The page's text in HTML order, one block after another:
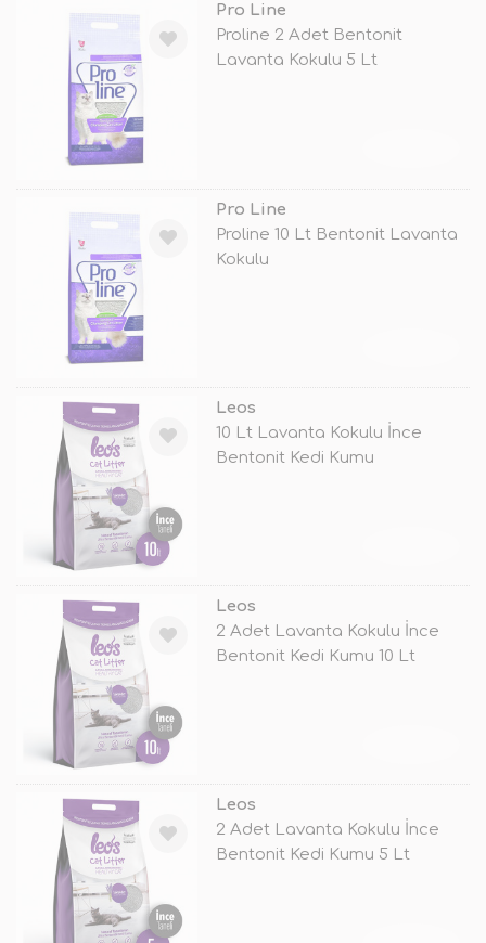
Pro Line
Proline 2 Adet Bentonit
Lavanta Kokulu 5 Lt
Pro Line
Proline 10 Lt Bentonit Lavanta
Kokulu
Leos
10 Lt Lavanta Kokulu İnce
Bentonit Kedi Kumu
Leos
2 Adet Lavanta Kokulu İnce
Bentonit Kedi Kumu 10 Lt
Leos
2 Adet Lavanta Kokulu İnce
Bentonit Kedi Kumu 5 Lt